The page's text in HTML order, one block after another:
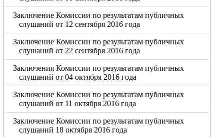
Заключение Комиссии по результатам публичных
слушаний от 12 сентября 2016 года
Заключение Комиссии по результатам публичных
слушаний от 22 сентября 2016 года
Заключения Комиссии по результатам публичных
слушаний от 04 октября 2016 года
Заключение Комиссии по результатам публичных
слушаний от 11 октября 2016 года
Заключение Комиссии по результатам публичных
слушаний 18 октября 2016 года